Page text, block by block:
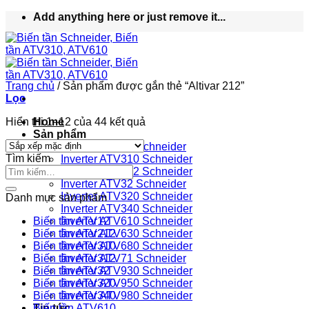
nội
dung
Add anything here or just remove it...
Home
Sản phẩm
Inverter ATV12 Schneider
Inverter ATV310 Schneider
Inverter ATV312 Schneider
Inverter ATV32 Schneider
Inverter ATV320 Schneider
Inverter ATV340 Schneider
Inverter ATV610 Schneider
Inverter ATV630 Schneider
Inverter ATV680 Schneider
Inverter ATV71 Schneider
Inverter ATV930 Schneider
Inverter ATV950 Schneider
Inverter ATV980 Schneider
Trang chủ /Sản phẩm được gắn thẻ “Altivar 212”
Lọc
Hiển thị 1–12 của 44 kết quả
Tìm kiếm
Danh mục sản phẩm
Biến tần ATV12
Biến tần ATV212
Biến tần ATV310
Biến tần ATV312
Biến tần ATV32
Biến tần ATV320
Biến tần ATV340